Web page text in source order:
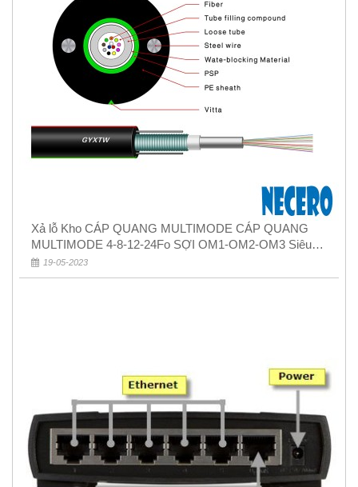
Xả lỗ Kho CÁP QUANG MULTIMODE CÁP QUANG
MULTIMODE 4-8-12-24Fo SỢI OM1-OM2-OM3 Siêu
Rẻ 5k
19-05-2023